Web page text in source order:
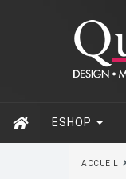
ESHOP
ACCUEIL